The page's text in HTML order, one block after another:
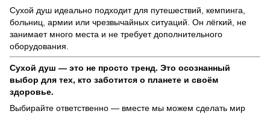
Сухой душ идеально подходит для путешествий, кемпинга,
больниц, армии или чрезвычайных ситуаций. Он лёгкий, не
занимает много места и не требует дополнительного
оборудования.
Сухой душ — это не просто тренд. Это осознанный
выбор для тех, кто заботится о планете и своём
здоровье.
Выбирайте ответственно — вместе мы можем сделать мир